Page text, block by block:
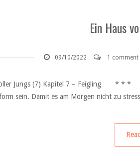
Ein Haus
09/10/2022 1 comment
Jungs (7) Kapitel 7 – Feigling * * *
sein. Damit es am Morgen nicht zu